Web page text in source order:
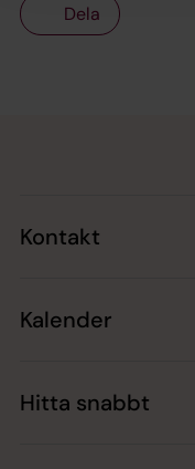
Dela
Kontakt
Kalender
Hitta snabbt